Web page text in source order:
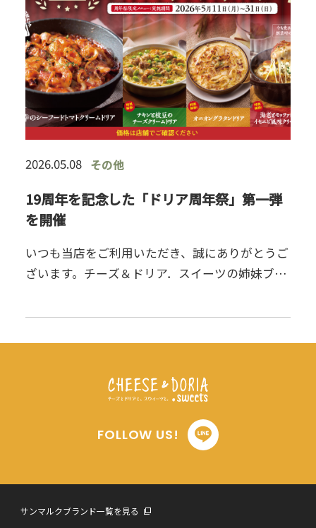
2026.05.08 その他
19周年を記念した「ドリア周年祭」第一弾
を開催
いつも当店をご利用いただき、誠にありがとうご
ざいます。チーズ＆ドリア．スイーツの姉妹ブラ
ープンから19周年を迎えることができました。日
FOLLOW US!
サンマルクブランド一覧を見る